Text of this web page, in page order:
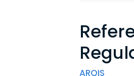
ARQIS